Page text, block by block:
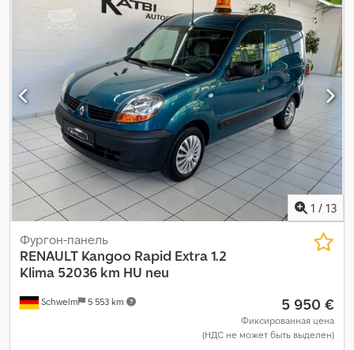
1 / 13
Schwelm 5 553 km
Фургон-панель
RENAULT Kangoo Rapid Extra 1.2
Klima 52036 km HU neu
5 950 €
Фиксированная цена
(НДС не может быть выделен)